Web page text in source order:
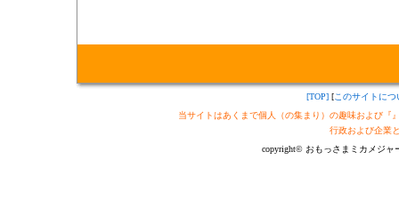
[TOP] [このサイトにつ
当サイトはあくまで個人（の集まり）の趣味および『
行政および企業
copyright© おもっさまミカメジャ